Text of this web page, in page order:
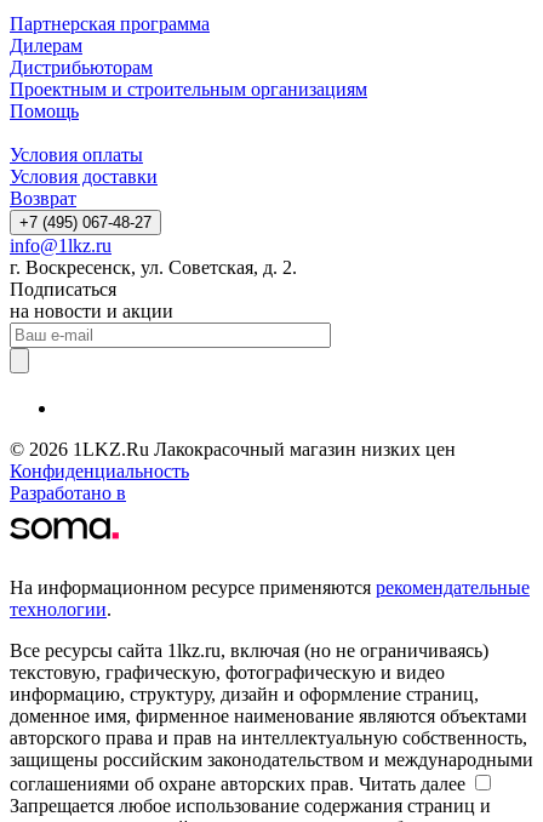
Партнерская программа
Дилерам
Дистрибьюторам
Проектным и строительным организациям
Помощь
Условия оплаты
Условия доставки
Возврат
+7 (495) 067-48-27
info@1lkz.ru
г. Воскресенск, ул. Советская, д. 2.
Подписаться
на новости и акции
© 2026 1LKZ.Ru Лакокрасочный магазин низких цен
Конфиденциальность
Разработано в
На информационном ресурсе применяются рекомендательные
технологии.
Все ресурсы сайта 1lkz.ru, включая (но не ограничиваясь)
текстовую, графическую, фотографическую и видео
информацию, структуру, дизайн и оформление страниц,
доменное имя, фирменное наименование являются объектами
авторского права и прав на интеллектуальную собственность,
защищены российским законодательством и международными
соглашениями об охране авторских прав. Читать далее
Запрещается любое использование содержания страниц и